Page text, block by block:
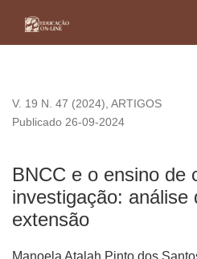
V. 19 N. 47 (2024), ARTIGOS
BNCC e o ensino de
investigação: análise
extensão
Publicado 26-09-2024